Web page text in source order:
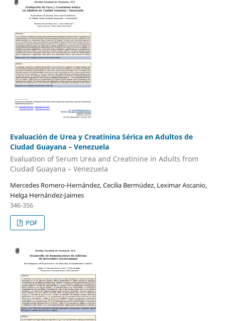
Evaluación de Urea y Creatinina Sérica en Adultos de
Ciudad Guayana – Venezuela
Evaluation of Serum Urea and Creatinine in Adults from
Ciudad Guayana – Venezuela
Mercedes Romero-Hernández, Cecilia Bermúdez, Leximar Ascanio,
Helga Hernández-Jaimes
346-356
PDF